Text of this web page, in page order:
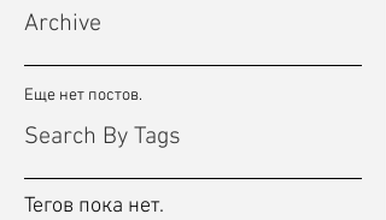
Archive
Еще нет постов.
Search By Tags
Тегов пока нет.